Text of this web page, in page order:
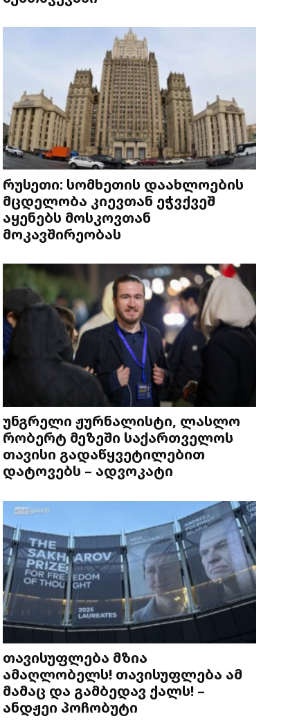
რუსეთი: სომხეთის დაახლოების
მცდელობა კიევთან ეჭვქვეშ
აყენებს მოსკოვთან
მოკავშირეობას
უნგრელი ჟურნალისტი, ლასლო
რობერტ მეზეში საქართველოს
თავისი გადაწყვეტილებით
დატოვებს – ადვოკატი
თავისუფლება მზია
ამაღლობელს! თავისუფლება ამ
მამაც და გამბედავ ქალს! –
ანდჟეი პოჩობუტი